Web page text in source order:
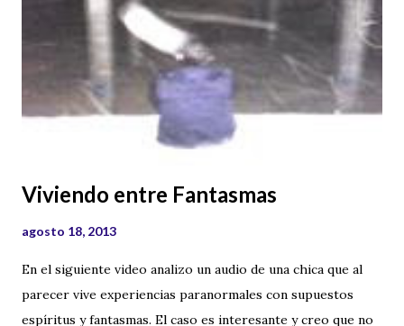
Viviendo entre Fantasmas
agosto 18, 2013
En el siguiente video analizo un audio de una chica que al
parecer vive experiencias paranormales con supuestos
espíritus y fantasmas. El caso es interesante y creo que no